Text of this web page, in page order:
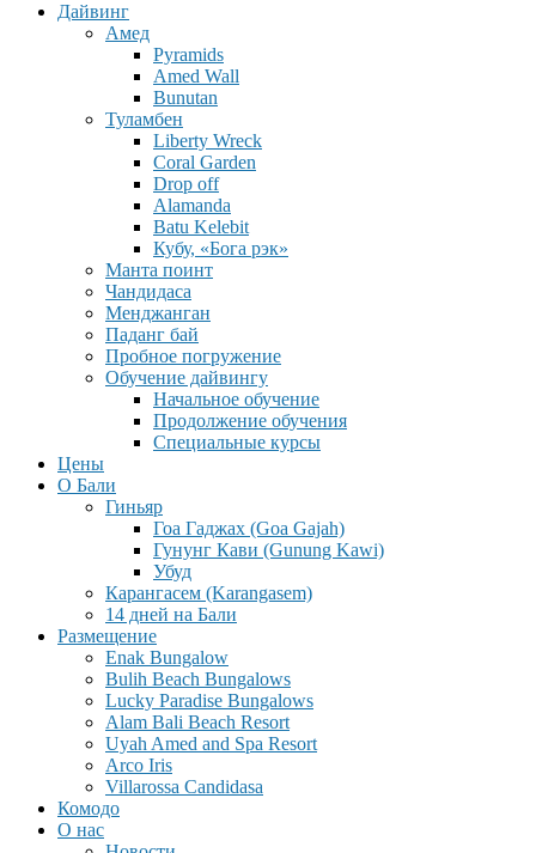
Дайвинг
Амед
Pyramids
Amed Wall
Bunutan
Туламбен
Liberty Wreck
Coral Garden
Drop off
Alamanda
Batu Kelebit
Кубу, «Бога рэк»
Манта поинт
Чандидаса
Менджанган
Паданг бай
Пробное погружение
Обучение дайвингу
Начальное обучение
Продолжение обучения
Специальные курсы
Цены
О Бали
Гиньяр
Гоа Гаджах (Goa Gajah)
Гунунг Кави (Gunung Kawi)
Убуд
Карангасем (Karangasem)
14 дней на Бали
Размещение
Enak Bungalow
Bulih Beach Bungalows
Lucky Paradise Bungalows
Alam Bali Beach Resort
Uyah Amed and Spa Resort
Arco Iris
Villarossa Candidasa
Комодо
О нас